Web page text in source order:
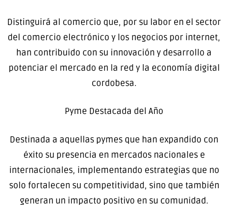
Distinguirá al comercio que, por su labor en el sector
del comercio electrónico y los negocios por internet,
han contribuido con su innovación y desarrollo a
potenciar el mercado en la red y la economía digital
cordobesa.
Pyme Destacada del Año
Destinada a aquellas pymes que han expandido con
éxito su presencia en mercados nacionales e
internacionales, implementando estrategias que no
solo fortalecen su competitividad, sino que también
generan un impacto positivo en su comunidad.